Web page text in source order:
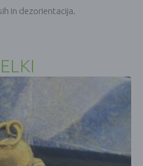
in dezorientacija.